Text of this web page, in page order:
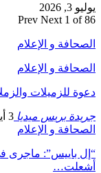
يوليو 3, 2026
Prev Next 1 of 86
الصحافة و الإعلام
الصحافة و الإعلام
دعوة للزميلات
جريدة بريس ميديا 3 أيام ago
الصحافة و الإعلام
“إل باييس”: ماجرى
أشعلت…